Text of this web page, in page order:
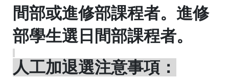
間部或進修部課程者。進修
部學生選日間部課程者。
人工加退選注意事項：